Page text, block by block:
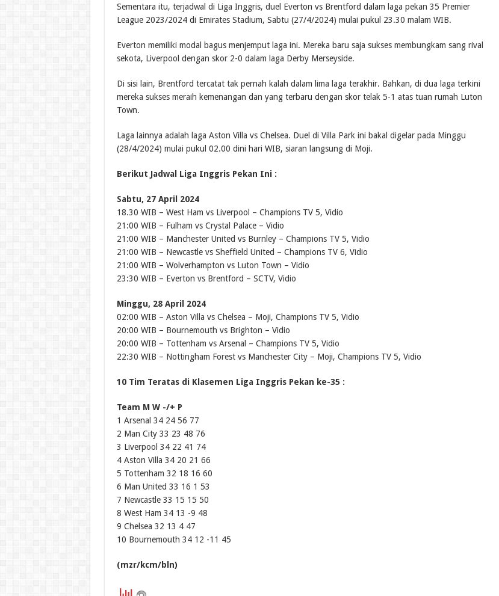
Sementara itu, terjadwal di Liga Inggris, duel Everton vs Brentford dalam laga pekan 35 Premier
League 2023/2024 di Emirates Stadium, Sabtu (27/4/2024) mulai pukul 23.30 malam WIB.
Everton memiliki modal bagus menjemput laga ini. Mereka baru saja sukses membungkam sang rival
sekota, Liverpool dengan skor 2-0 dalam laga Derby Merseyside.
Di sisi lain, Brentford tercatat tak pernah kalah dalam lima laga terakhir. Bahkan, di dua laga terkini
mereka sukses meraih kemenangan dan yang terbaru dengan skor telak 5-1 atas tuan rumah Luton
Town.
Laga lainnya adalah laga Aston Villa vs Chelsea. Duel di Villa Park ini bakal digelar pada Minggu
(28/4/2024) mulai pukul 02.00 dini hari WIB, siaran langsung di Moji.
Berikut Jadwal Liga Inggris Pekan Ini :
Sabtu, 27 April 2024
18.30 WIB – West Ham vs Liverpool – Champions TV 5, Vidio
21:00 WIB – Fulham vs Crystal Palace – Vidio
21:00 WIB – Manchester United vs Burnley – Champions TV 5, Vidio
21:00 WIB – Newcastle vs Sheffield United – Champions TV 6, Vidio
21:00 WIB – Wolverhampton vs Luton Town – Vidio
23:30 WIB – Everton vs Brentford – SCTV, Vidio
Minggu, 28 April 2024
02:00 WIB – Aston Villa vs Chelsea – Moji, Champions TV 5, Vidio
20:00 WIB – Bournemouth vs Brighton – Vidio
20:00 WIB – Tottenham vs Arsenal – Champions TV 5, Vidio
22:30 WIB – Nottingham Forest vs Manchester City – Moji, Champions TV 5, Vidio
10 Tim Teratas di Klasemen Liga Inggris Pekan ke-35 :
Team M W -/+ P
1 Arsenal 34 24 56 77
2 Man City 33 23 48 76
3 Liverpool 34 22 41 74
4 Aston Villa 34 20 21 66
5 Tottenham 32 18 16 60
6 Man United 33 16 1 53
7 Newcastle 33 15 15 50
8 West Ham 34 13 -9 48
9 Chelsea 32 13 4 47
10 Bournemouth 34 12 -11 45
(mzr/kcm/bln)